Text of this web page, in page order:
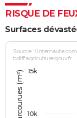
RISQUE DE
Surfaces
Source :
bdiff.agriculture.gouv.fr
10k
15k